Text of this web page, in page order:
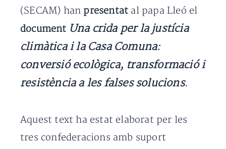
(SECAM) han presentat al papa Lleó el
document Una crida per la justícia
climàtica i la Casa Comuna:
conversió ecològica, transformació i
resistència a les falses solucions.
Aquest text ha estat elaborat per les
tres confederacions amb suport